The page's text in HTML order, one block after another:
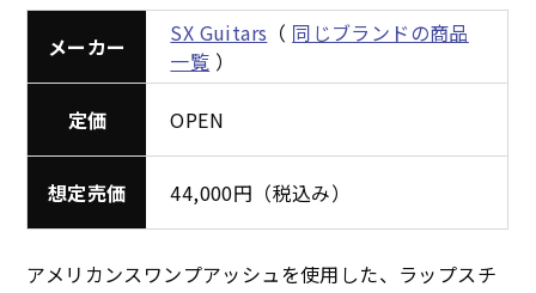
メーカー SX Guitars （ 同じブランドの商品
一覧 ）
定価 OPEN
想定売価 44,000円（税込み）
アメリカンスワンプアッシュを使用した、ラップスチ